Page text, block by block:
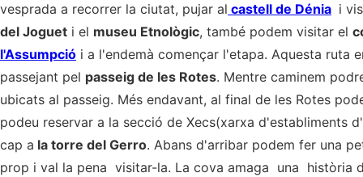
vesprada a recorrer la ciutat, pujar al castell de Dénia i
del Joguet i el museu Etnològic, també podem visitar el
l'Assumpció i a l'endemà començar l'etapa. Aquesta ruta
passejant pel passeig de les Rotes. Mentre caminem
ubicats al passeig. Més endavant, al final de les Rotes
podeu reservar a la secció de Xecs(xarxa d'establiments
cap a la torre del Gerro. Abans d'arribar podem fer una
prop i val la pena visitar-la. La cova amaga una història